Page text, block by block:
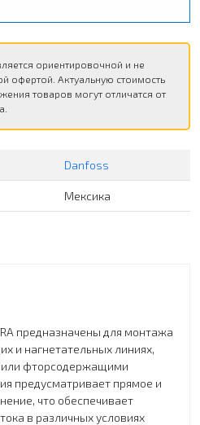
ориентировочной и не
офертой. Актуальную стоимость
товаров могут отличатся от
Danfoss
Мексика
предназначены для монтажа
и нагнетательных линиях,
фторсодержащими
предусматривает прямое и
что обеспечивает
в различных условиях